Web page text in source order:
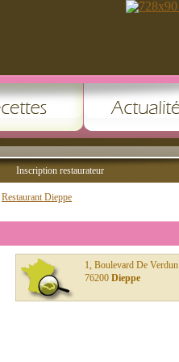
Inscription restaurateur
Restaurant Dieppe
1, Boulevard De Verdun
76200 Dieppe